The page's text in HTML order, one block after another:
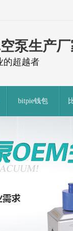
泵生产
的超越者
bitpie钱包